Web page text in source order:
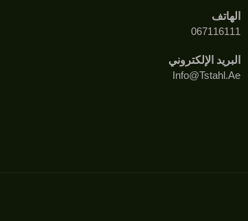
الهاتف
067116111
البريد الإلكتروني
Info@tstahl.ae